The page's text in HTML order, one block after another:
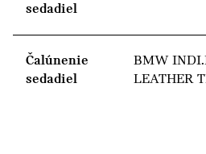
sedadiel
Čalúnenie
sedadiel
BMW
LEATHER